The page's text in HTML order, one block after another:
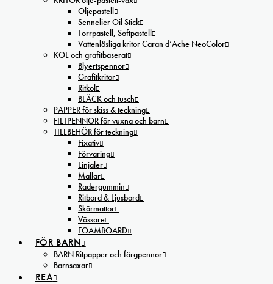
Oljepastell
Sennelier Oil Stick
Torrpastell, Softpastell
Vattenlösliga kritor Caran d’Ache NeoColor
KOL och grafitbaserat
Blyertspennor
Grafitkritor
Ritkol
BLÄCK och tusch
PAPPER för skiss & teckning
FILTPENNOR för vuxna och barn
TILLBEHÖR för teckning
Fixativ
Förvaring
Linjaler
Mallar
Radergummin
Ritbord & Ljusbord
Skärmattor
Vässare
FOAMBOARD
FÖR BARN
BARN Ritpapper och färgpennor
Barnsaxar
REA